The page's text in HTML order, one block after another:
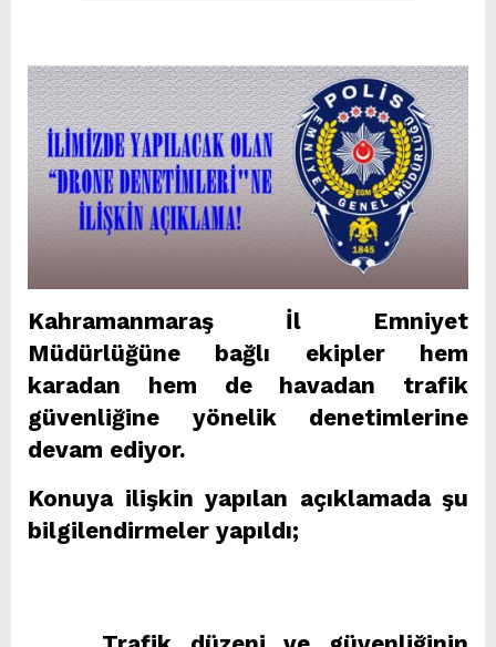
Kahramanmaraş İl Emniyet
Müdürlüğüne bağlı ekipler hem
karadan hem de havadan trafik
güvenliğine yönelik denetimlerine
devam ediyor.
Konuya ilişkin yapılan açıklamada şu
bilgilendirmeler yapıldı;